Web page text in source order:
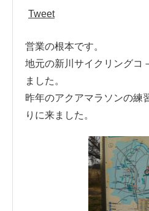
Tweet
営業の根本です。
地元の新川サイクリングコ
ました。
昨年のアクアマラソンの練
りに来ました。